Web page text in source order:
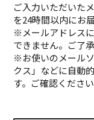
ご入力いただいた
を24時間以内にお
※メールアドレス
できません。ご了
※お使いのメール
クス」などに自動
す。ご確認ください